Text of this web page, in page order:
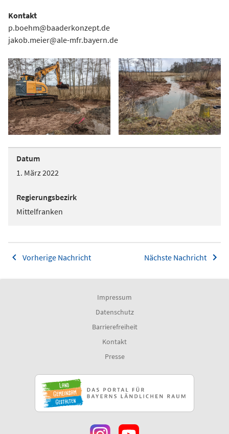
Kontakt
p.boehm@baaderkonzept.de
jakob.meier@ale-mfr.bayern.de
Datum
1. März 2022
Regierungsbezirk
Mittelfranken
Vorherige Nachricht Nächste Nachricht
Impressum
Datenschutz
Barrierefreiheit
Kontakt
Presse